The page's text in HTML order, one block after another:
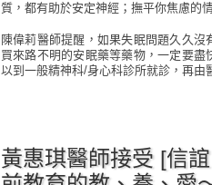
質，都有助於安定神經；撫平你焦慮的
陳偉莉醫師提醒，如果失眠問題久久
買來路不明的安眠藥等藥物，一定要
以到一般精神科/身心科診所就診，再由
黃惠琪醫師接受 [信